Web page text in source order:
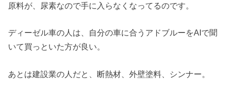
原料が、尿素なので手に入らなくなってるのです。
ディーゼル車の人は、自分の車に合うアドブルーをAIで聞
いて買っといた方が良い。
あとは建設業の人だと、断熱材、外壁塗料、シンナー。